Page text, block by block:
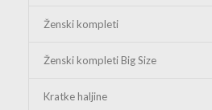
Ženski kompleti
Ženski kompleti Big Size
Kratke haljine